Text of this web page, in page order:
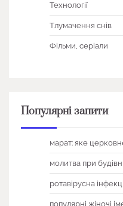
Технології
Тлумачення снів
Фільми, серіали
Популярні запити
марат: яке
молитва при
ротавірусна
популярні жіночі